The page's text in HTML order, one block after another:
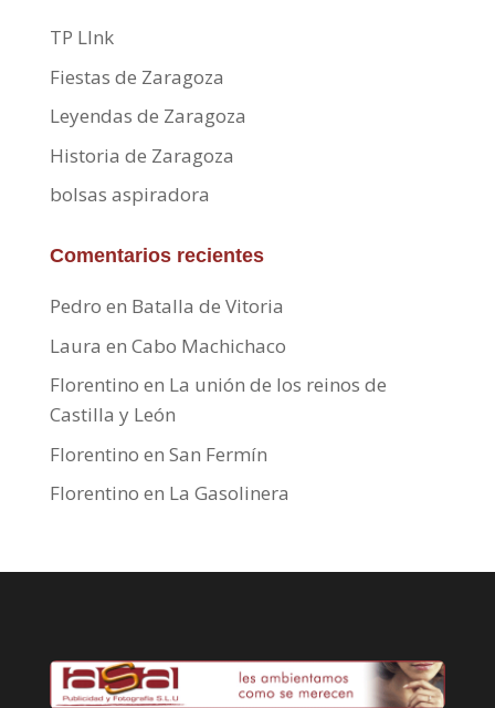
TP LInk
Fiestas de Zaragoza
Leyendas de Zaragoza
Historia de Zaragoza
bolsas aspiradora
Comentarios recientes
Pedro en Batalla de Vitoria
Laura en Cabo Machichaco
Florentino en La unión de los reinos de
Castilla y León
Florentino en San Fermín
Florentino en La Gasolinera